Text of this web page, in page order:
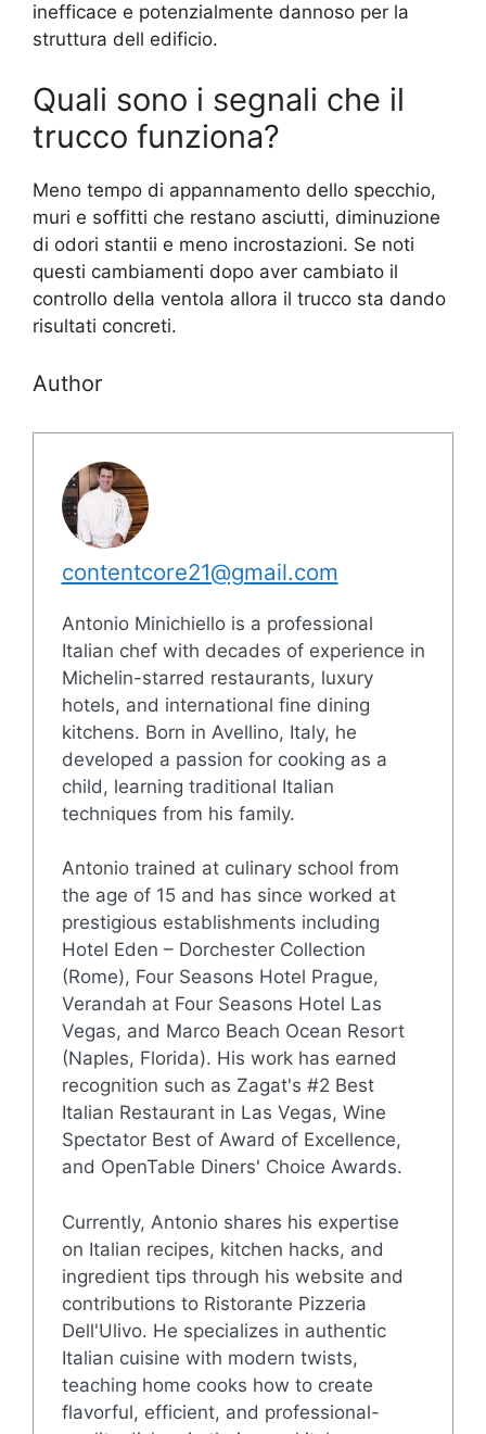
inefficace e potenzialmente dannoso per la
struttura dell edificio.
Quali sono i segnali che il
trucco funziona?
Meno tempo di appannamento dello specchio,
muri e soffitti che restano asciutti, diminuzione
di odori stantii e meno incrostazioni. Se noti
questi cambiamenti dopo aver cambiato il
controllo della ventola allora il trucco sta dando
risultati concreti.
Author
contentcore21@gmail.com
Antonio Minichiello is a professional
Italian chef with decades of experience in
Michelin-starred restaurants, luxury
hotels, and international fine dining
kitchens. Born in Avellino, Italy, he
developed a passion for cooking as a
child, learning traditional Italian
techniques from his family.
Antonio trained at culinary school from
the age of 15 and has since worked at
prestigious establishments including
Hotel Eden – Dorchester Collection
(Rome), Four Seasons Hotel Prague,
Verandah at Four Seasons Hotel Las
Vegas, and Marco Beach Ocean Resort
(Naples, Florida). His work has earned
recognition such as Zagat's #2 Best
Italian Restaurant in Las Vegas, Wine
Spectator Best of Award of Excellence,
and OpenTable Diners' Choice Awards.
Currently, Antonio shares his expertise
on Italian recipes, kitchen hacks, and
ingredient tips through his website and
contributions to Ristorante Pizzeria
Dell'Ulivo. He specializes in authentic
Italian cuisine with modern twists,
teaching home cooks how to create
flavorful, efficient, and professional-